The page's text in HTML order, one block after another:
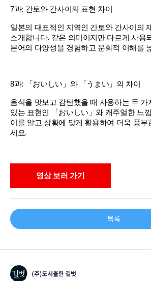
7과: 간토와 간사이의 표현 차이
일본의 대표적인 지역인 간토와 간사이의
소개합니다. 같은 의미이지만 다르게 사용
본어의 다양성을 경험하고 문화적 이해를
8과: 「おいしい」와 「うまい」의 차이
음식을 맛보고 감탄했을 때 사용하는 두 가
있는 표현인 「おいしい」와 캐주얼한 느
이를 알고 상황에 맞게 활용하여 더욱 풍부
세요.
영상 보러 가기
목록